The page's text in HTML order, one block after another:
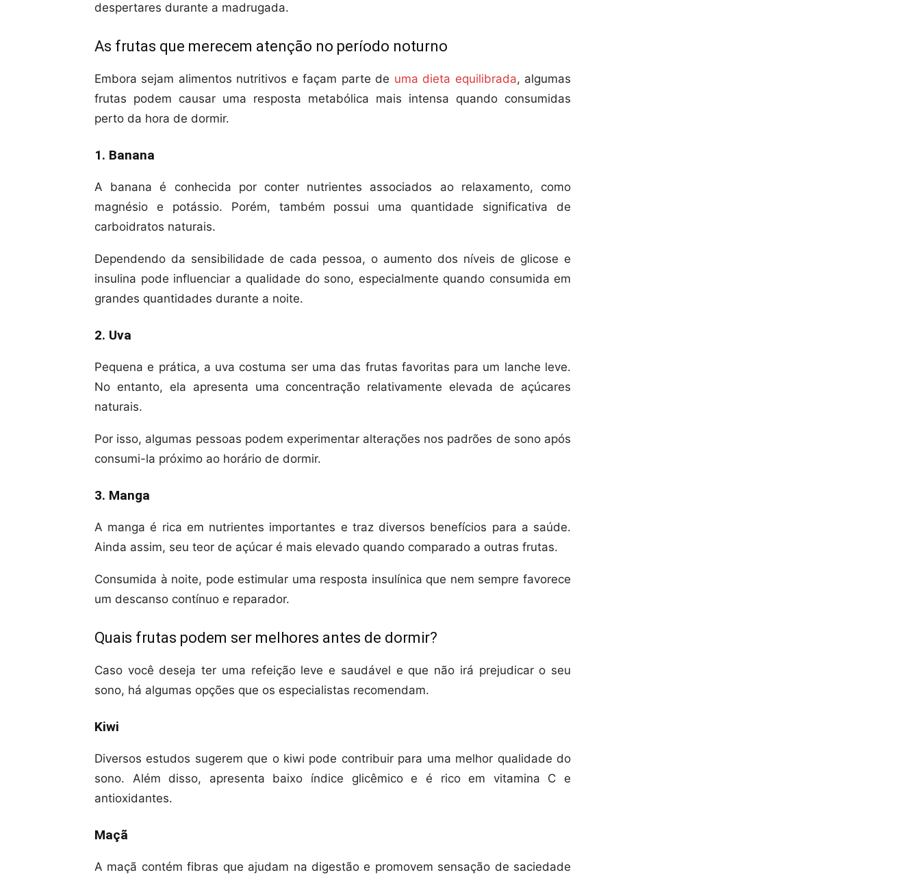
despertares durante a madrugada.
As frutas que merecem atenção no período noturno
Embora sejam alimentos nutritivos e façam parte de uma dieta equilibrada, algumas
frutas podem causar uma resposta metabólica mais intensa quando consumidas
perto da hora de dormir.
1. Banana
A banana é conhecida por conter nutrientes associados ao relaxamento, como
magnésio e potássio. Porém, também possui uma quantidade significativa de
carboidratos naturais.
Dependendo da sensibilidade de cada pessoa, o aumento dos níveis de glicose e
insulina pode influenciar a qualidade do sono, especialmente quando consumida em
grandes quantidades durante a noite.
2. Uva
Pequena e prática, a uva costuma ser uma das frutas favoritas para um lanche leve.
No entanto, ela apresenta uma concentração relativamente elevada de açúcares
naturais.
Por isso, algumas pessoas podem experimentar alterações nos padrões de sono após
consumi-la próximo ao horário de dormir.
3. Manga
A manga é rica em nutrientes importantes e traz diversos benefícios para a saúde.
Ainda assim, seu teor de açúcar é mais elevado quando comparado a outras frutas.
Consumida à noite, pode estimular uma resposta insulínica que nem sempre favorece
um descanso contínuo e reparador.
Quais frutas podem ser melhores antes de dormir?
Caso você deseja ter uma refeição leve e saudável e que não irá prejudicar o seu
sono, há algumas opções que os especialistas recomendam.
Kiwi
Diversos estudos sugerem que o kiwi pode contribuir para uma melhor qualidade do
sono. Além disso, apresenta baixo índice glicêmico e é rico em vitamina C e
antioxidantes.
Maçã
A maçã contém fibras que ajudam na digestão e promovem sensação de saciedade